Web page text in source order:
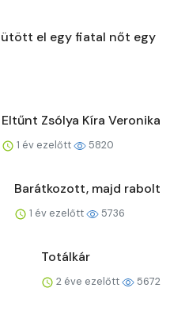
el egy fiatal nőt egy
Eltűnt Zsólya Kíra Veronika
1 év ezelőtt 5820
Barátkozott, majd rabolt
1 év ezelőtt 5736
Totálkár
2 éve ezelőtt 5672